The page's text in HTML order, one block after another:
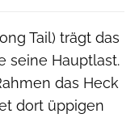
Tail) trägt das
seine Hauptlast.
das Heck
dort üppigen